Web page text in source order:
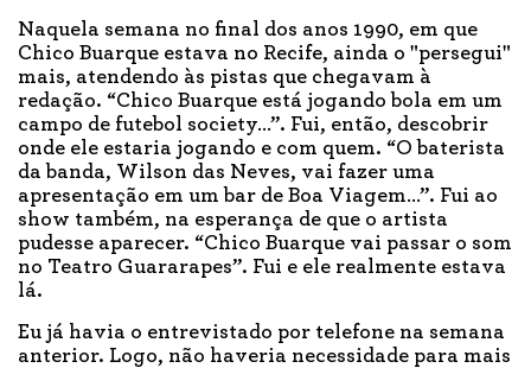
Naquela semana no final dos anos 1990, em que
Chico Buarque estava no Recife, ainda o "persegui"
mais, atendendo às pistas que chegavam à
redação. “Chico Buarque está jogando bola em um
campo de futebol society…”. Fui, então, descobrir
onde ele estaria jogando e com quem. “O baterista
da banda, Wilson das Neves, vai fazer uma
apresentação em um bar de Boa Viagem…”. Fui ao
show também, na esperança de que o artista
pudesse aparecer. “Chico Buarque vai passar o som
no Teatro Guararapes”. Fui e ele realmente estava
lá.
Eu já havia o entrevistado por telefone na semana
anterior. Logo, não haveria necessidade para mais